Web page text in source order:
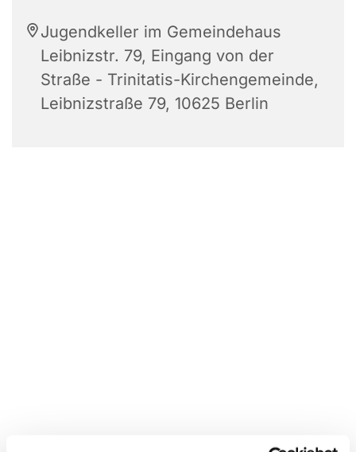
Jugendkeller im Gemeindehaus
Leibnizstr. 79, Eingang von der
Straße - Trinitatis-Kirchengemeinde,
Leibnizstraße 79, 10625 Berlin